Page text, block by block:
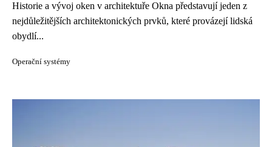
Historie a vývoj oken v architektuře Okna představují jeden z
nejdůležitějších architektonických prvků, které provázejí lidská
obydlí...
Operační systémy